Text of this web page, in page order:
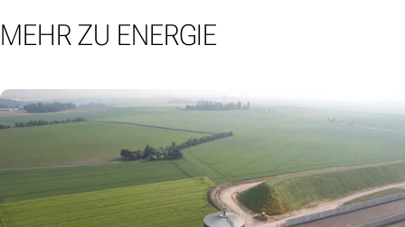
MEHR ZU ENERGIE